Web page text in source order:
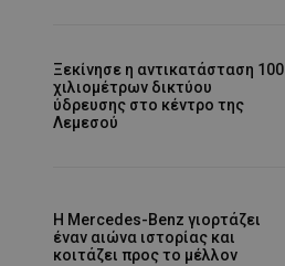
Ξεκίνησε η αντικατάσταση 100
χιλιομέτρων δικτύου
ύδρευσης στο κέντρο της
Λεμεσού
Η Mercedes-Benz γιορτάζει
έναν αιώνα ιστορίας και
κοιτάζει προς το μέλλον